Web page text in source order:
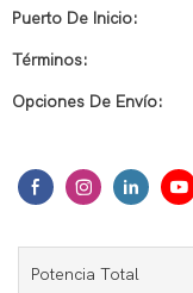
Puerto De Inicio:
Términos:
Opciones De Envío:
Potencia Total